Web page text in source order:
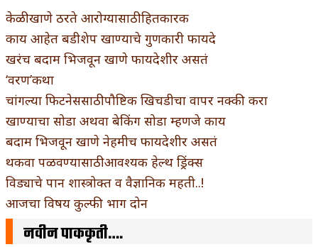
केळी खाणे ठरते आरोग्यासाठी हितकारक
काय आहेत बडीशेप खाण्याचे गुणकारी फायदे
खरंच बदाम भिजवून खाणे फायदेशीर असतं
‘वरण’कथा
चांगल्या फिटनेससाठी पौष्टिक खिचडीचा वापर नक्की करा
खाण्याचा सोडा अथवा बेकिंग सोडा म्हणजे काय
बदाम भिजवून खाणे नेहमीच फायदेशीर असतं
थकवा पळवण्यासाठी आवश्यक हेल्थ ड्रिंक्स
विड्याचे पान शास्त्रोक्त व वैज्ञानिक महती..!
आजचा विषय कुल्फी भाग दोन
नवीन पाककृती….